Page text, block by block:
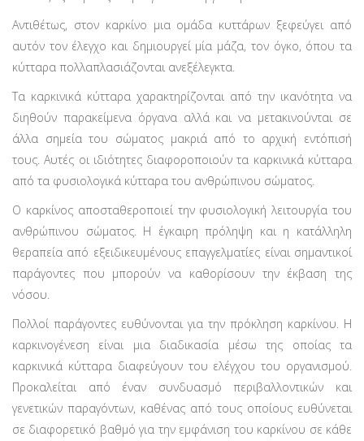
Αντιθέτως, στον καρκίνο μια ομάδα κυττάρων ξεφεύγει από
αυτόν τον έλεγχο και δημιουργεί μία μάζα, τον όγκο, όπου τα
κύτταρα πολλαπλασιάζονται ανεξέλεγκτα.
Τα καρκινικά κύτταρα χαρακτηρίζονται από την ικανότητα να
διηθούν παρακείμενα όργανα αλλά και να μετακινούνται σε
άλλα σημεία του σώματος μακριά από το αρχική εντόπισή
τους. Αυτές οι ιδιότητες διαφοροποιούν τα καρκινικά κύτταρα
από τα φυσιολογικά κύτταρα του ανθρώπινου σώματος.
Ο καρκίνος αποσταθεροποιεί την φυσιολογική λειτουργία του
ανθρώπινου σώματος. Η έγκαιρη πρόληψη και η κατάλληλη
θεραπεία από εξειδικευμένους επαγγελματίες είναι σημαντικοί
παράγοντες που μπορούν να καθορίσουν την έκβαση της
νόσου.
Πολλοί παράγοντες ευθύνονται για την πρόκληση καρκίνου. Η
καρκινογένεση είναι μια διαδικασία μέσω της οποίας τα
καρκινικά κύτταρα διαφεύγουν του ελέγχου του οργανισμού.
Προκαλείται από έναν συνδυασμό περιβαλλοντικών και
γενετικών παραγόντων, καθένας από τους οποίους ευθύνεται
σε διαφορετικό βαθμό για την εμφάνιση του καρκίνου σε κάθε